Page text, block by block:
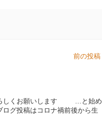
前の投稿
ろしくお願いします …と始め
グ投稿はコロナ禍前後から生